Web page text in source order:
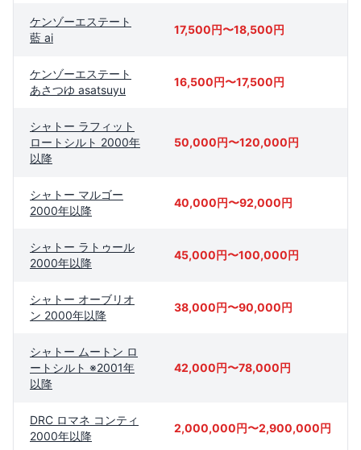
ケンゾーエステート
藍 ai
17,500円〜18,500円
ケンゾーエステート
あさつゆ asatsuyu
16,500円〜17,500円
シャトー ラフィット
ロートシルト 2000年
以降
50,000円〜120,000円
シャトー マルゴー
2000年以降
40,000円〜92,000円
シャトー ラトゥール
2000年以降
45,000円〜100,000円
シャトー オーブリオ
ン 2000年以降
38,000円〜90,000円
シャトー ムートン ロ
ートシルト ※2001年
以降
42,000円〜78,000円
DRC ロマネ コンティ
2000年以降
2,000,000円〜2,900,000円